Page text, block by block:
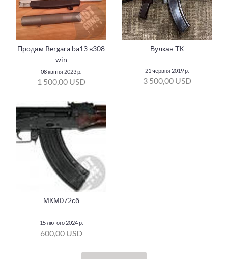
Продам Bergara ba13 в308
win
08 квітня 2023 р.
1 500,00 USD
Вулкан ТК
21 червня 2019 р.
3 500,00 USD
МКМ072сб
15 лютого 2024 р.
600,00 USD